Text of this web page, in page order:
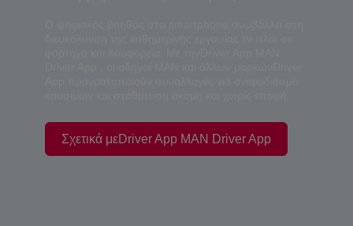
Σχετικά μεDriver App MAN Driver App